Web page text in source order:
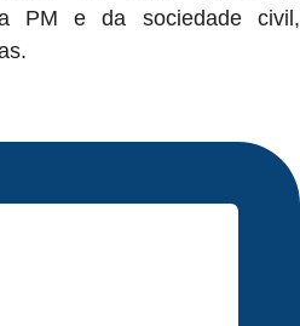
PM e da sociedade civil,